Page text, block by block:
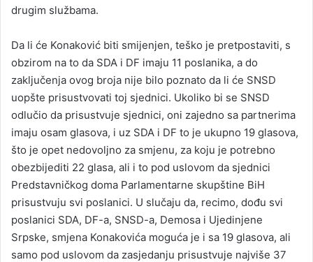
drugim službama.
Da li će Konaković biti smijenjen, teško je pretpostaviti, s
obzirom na to da SDA i DF imaju 11 poslanika, a do
zaključenja ovog broja nije bilo poznato da li će SNSD
uopšte prisustvovati toj sjednici. Ukoliko bi se SNSD
odlučio da prisustvuje sjednici, oni zajedno sa partnerima
imaju osam glasova, i uz SDA i DF to je ukupno 19 glasova,
što je opet nedovoljno za smjenu, za koju je potrebno
obezbijediti 22 glasa, ali i to pod uslovom da sjednici
Predstavničkog doma Parlamentarne skupštine BiH
prisustvuju svi poslanici. U slučaju da, recimo, dođu svi
poslanici SDA, DF-a, SNSD-a, Demosa i Ujedinjene
Srpske, smjena Konakovića moguća je i sa 19 glasova, ali
samo pod uslovom da zasjedanju prisustvuje najviše 37